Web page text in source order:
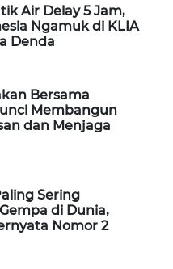
Air Delay 5 Jam,
Ngamuk di KLIA
Denda
Bersama
Membangun
dan Menjaga
Sering
di Dunia,
Nomor 2